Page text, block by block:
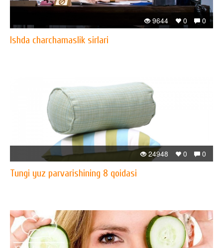
0
0
9644
Ishda charchamaslik sirlari
0
0
24948
Tungi yuz parvarishining 8 qoidasi